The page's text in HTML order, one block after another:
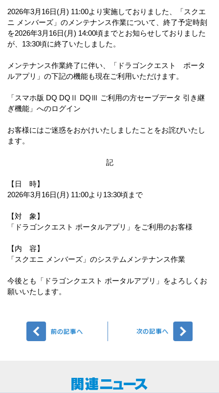
2026年3月16日(月) 11:00より実施しておりました、「スクエ
ニ メンバーズ」のメンテナンス作業について、終了予定時刻
を2026年3月16日(月) 14:00頃までとお知らせしておりました
が、13:30頃に終了いたしました。
メンテナンス作業終了に伴い、「ドラゴンクエスト ポータ
ルアプリ」の下記の機能も現在ご利用いただけます。
「スマホ版 DQ DQⅡ DQⅢ ご利用の方セーブデータ 引き継
ぎ機能」へのログイン
お客様にはご迷惑をおかけいたしましたことをお詫びいたし
ます。
記
【日 時】
2026年3月16日(月) 11:00より13:30頃まで
【対 象】
「ドラゴンクエスト ポータルアプリ」をご利用のお客様
【内 容】
「スクエニ メンバーズ」のシステムメンテナンス作業
今後とも「ドラゴンクエスト ポータルアプリ」をよろしくお
願いいたします。